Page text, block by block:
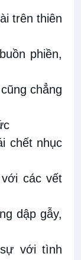
trên thiên
phiền,
chẳng
chết nhục
các vết
dập gẫy,
với tình